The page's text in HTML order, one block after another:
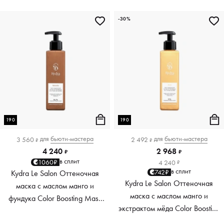
190
3 560 ₽ для бьюти-мастера
4 240 ₽
1060₽ в сплит
Kydra Le Salon Оттеночная
маска с маслом манго и
фундука Color Boosting Mask
190
2 492 ₽ для бьюти-мастера
2 968 ₽
4 240 ₽
742₽ в сплит
Kydra Le Salon Оттеночная
маска с маслом манго и
экстрактом мёда Color Boosting
-30%